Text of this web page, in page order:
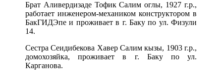
Брат Аливердизаде Тофик Салим оглы, 1927 г.р.,
работает инженером-механиком конструктором в
БакГИДЭпе и проживает в г. Баку по ул. Физули
14.
Сестра Сеидибекова Хавер Салим кызы, 1903 г.р.,
домохозяйка, проживает в г. Баку по ул.
Карганова.